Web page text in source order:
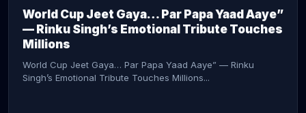
World Cup Jeet Gaya… Par Papa Yaad Aaye”
— Rinku Singh’s Emotional Tribute Touches
Millions
World Cup Jeet Gaya… Par Papa Yaad Aaye” — Rinku
Singh’s Emotional Tribute Touches Millions...